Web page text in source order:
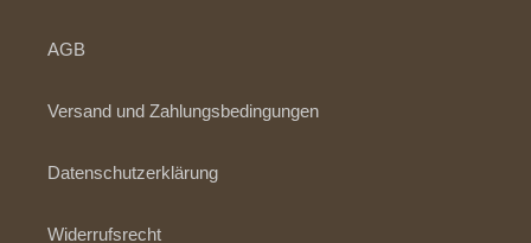
AGB
Versand und Zahlungsbedingungen
Datenschutzerklärung
Widerrufsrecht